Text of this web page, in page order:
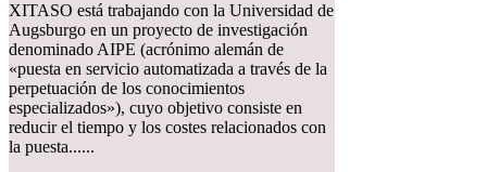
XITASO está trabajando con la Universidad de
Augsburgo en un proyecto de investigación
denominado AIPE (acrónimo alemán de
«puesta en servicio automatizada a través de la
perpetuación de los conocimientos
especializados»), cuyo objetivo consiste en
reducir el tiempo y los costes relacionados con
la puesta......